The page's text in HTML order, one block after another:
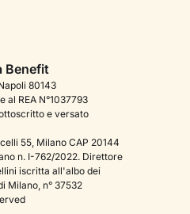
mentale
Benefit
80143
al REA N°1037793
e versato
55, Milano CAP 20144
n. I-762/2022. Direttore
iscritta all'albo dei
Milano, n° 37532